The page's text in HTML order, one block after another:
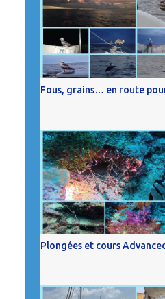
Fous, grains… en route
Plongées et cours